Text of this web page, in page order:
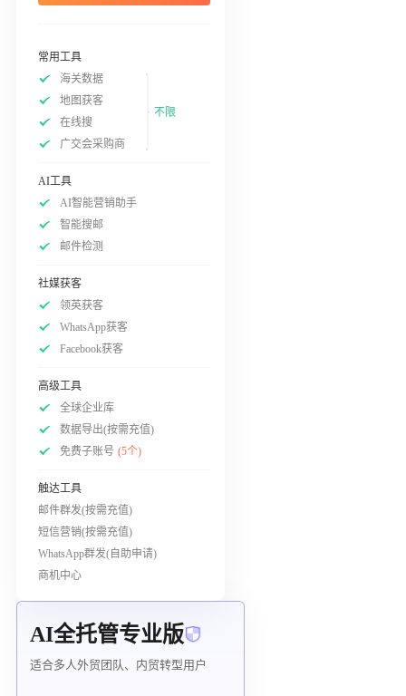
常用工具
海关数据
地图获客
在线搜
广交会采购商
不限
AI工具
AI智能营销助手
智能搜邮
邮件检测
社媒获客
领英获客
WhatsApp获客
Facebook获客
高级工具
全球企业库
数据导出(按需充值)
免费子账号 (5个)
触达工具
邮件群发(按需充值)
短信营销(按需充值)
WhatsApp群发(自助申请)
商机中心
AI全托管专业版
适合多人外贸团队、内贸转型用户